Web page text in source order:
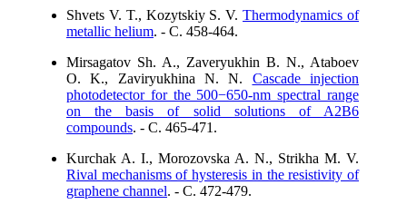
Shvets V. T., Kozytskiy S. V.Thermodynamics of
metallic helium. - C. 458-464.
Mirsagatov Sh. A., Zaveryukhin B. N., Ataboev
O. K., Zaviryukhina N. N. Cascade injection
photodetector for the 500−650-nm spectral range
on the basis of solid solutions of A2B6
compounds. - C. 465-471.
Kurchak A. I., Morozovska A. N., Strikha M. V.
Rival mechanisms of hysteresis in the resistivity of
graphene channel. - C. 472-479.